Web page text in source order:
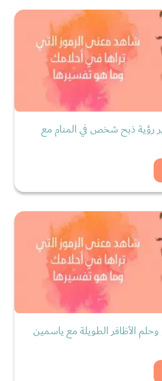
رؤية ذبح شخص في المنام مع
الأظافر الطويلة مع ياسمين